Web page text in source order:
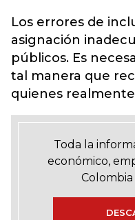
Los errores de
asignación
públicos. Es
tal manera que
quienes
Toda la
económico,